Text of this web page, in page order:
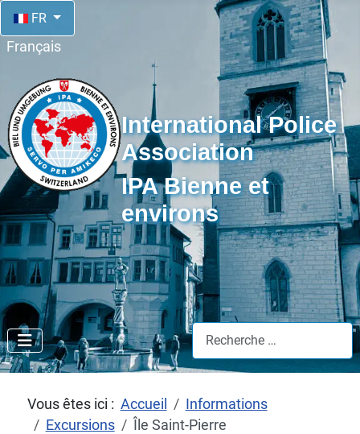
Sélectionnez votre langue
FR
Français
International Police
Association
IPA Bienne et
environs
Suche
Vous êtes ici : Accueil
Informations
Excursions
Île Saint-Pierre